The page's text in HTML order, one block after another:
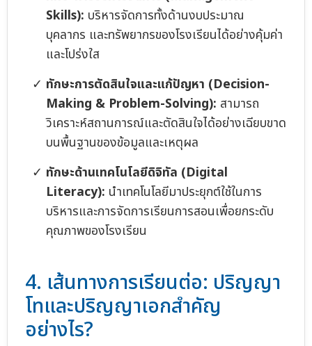
Skills): บริหารจัดการทั้งด้านงบประมาณ
บุคลากร และทรัพยากรของโรงเรียนได้อย่างคุ้มค่า
และโปร่งใส
ทักษะการตัดสินใจและแก้ปัญหา (Decision-
Making & Problem-Solving): สามารถ
วิเคราะห์สถานการณ์และตัดสินใจได้อย่างเฉียบขาด
บนพื้นฐานของข้อมูลและเหตุผล
ทักษะด้านเทคโนโลยีดิจิทัล (Digital
Literacy): นำเทคโนโลยีมาประยุกต์ใช้ในการ
บริหารและการจัดการเรียนการสอนเพื่อยกระดับ
คุณภาพของโรงเรียน
4. เส้นทางการเรียนต่อ: ปริญญา
โทและปริญญาเอกสำคัญ
อย่างไร?